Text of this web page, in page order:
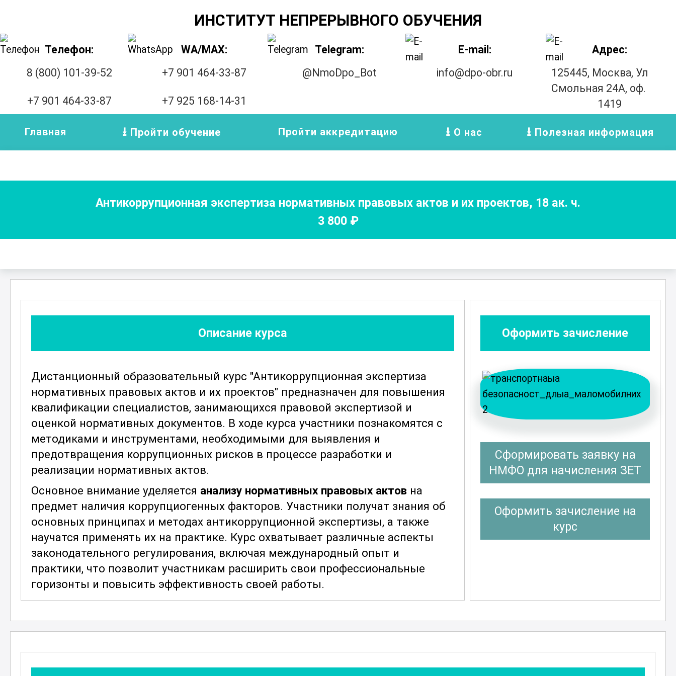
ИНСТИТУТ НЕПРЕРЫВНОГО ОБУЧЕНИЯ
Телефон:
8 (800) 101-39-52
+7 901 464-33-87
WA/MAX:
+7 901 464-33-87
+7 925 168-14-31
Telegram:
@NmoDpo_Bot
E-mail:
info@dpo-obr.ru
Адрес:
125445, Москва, Ул
Смольная 24А, оф.
1419
Главная Пройти обучение Пройти аккредитацию О нас Полезная информация
Антикоррупционная экспертиза нормативных правовых актов и их проектов, 18 ак. ч.
3 800₽
Описание курса
Дистанционный образовательный курс "Антикоррупционная экспертиза
нормативных правовых актов и их проектов" предназначен для повышения
квалификации специалистов, занимающихся правовой экспертизой и
оценкой нормативных документов. В ходе курса участники познакомятся с
методиками и инструментами, необходимыми для выявления и
предотвращения коррупционных рисков в процессе разработки и
реализации нормативных актов.
Основное внимание уделяется анализу нормативных правовых актов на
предмет наличия коррупциогенных факторов. Участники получат знания об
основных принципах и методах антикоррупционной экспертизы, а также
научатся применять их на практике. Курс охватывает различные аспекты
законодательного регулирования, включая международный опыт и
практики, что позволит участникам расширить свои профессиональные
горизонты и повысить эффективность своей работы.
В процессе обучения рассматриваютсяосновные виды коррупционных
рискови их проявления в нормативных правовых актах. Специалисты
узнают о типичных коррупциогенных факторах, таких как недостаточная
прозрачность, двусмысленность формулировок, отсутствие контроля и
ответственности. Участники научатся выявлять и оценивать подобные
Оформить зачисление
Сформировать заявку на
НМФО для начисления ЗЕТ
Оформить зачисление на
курс